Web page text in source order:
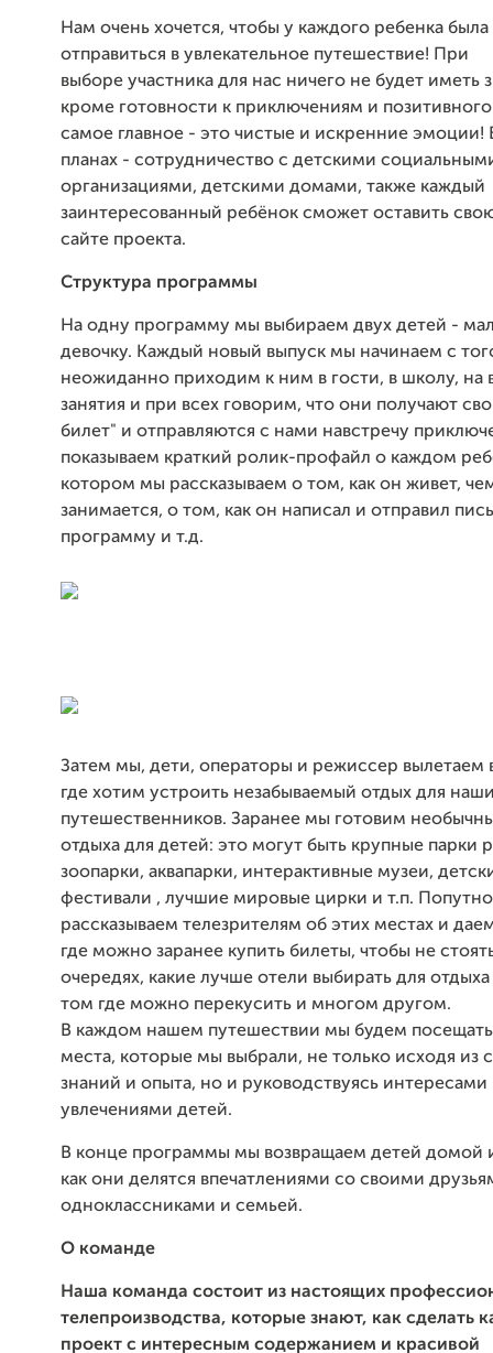
Нам очень хочется, чтобы у каждого ребенка
отправиться в увлекательное путешествие! При
выборе участника для нас ничего не будет иметь
кроме готовности к приключениям и
самое главное - это чистые и искренние эмоции!
планах - сотрудничество с детскими
организациями, детскими домами, также каждый
заинтересованный ребёнок сможет оставить
сайте проекта.
Структура программы
На одну программу мы выбираем двух детей -
девочку. Каждый новый выпуск мы начинаем с
неожиданно приходим к ним в гости, в школу, на
занятия и при всех говорим, что они получают
билет" и отправляются с нами навстречу
показываем краткий ролик-профайл о каждом
котором мы рассказываем о том, как он живет,
занимается, о том, как он написал и отправил
программу и т.д.
Затем мы, дети, операторы и режиссер вылетаем
где хотим устроить незабываемый отдых для
путешественников. Заранее мы готовим
отдыха для детей: это могут быть крупные парки
зоопарки, аквапарки, интерактивные музеи,
фестивали , лучшие мировые цирки и т.п.
рассказываем телезрителям об этих местах и
где можно заранее купить билеты, чтобы не
очередях, какие лучше отели выбирать для
том где можно перекусить и многом другом.
В каждом нашем путешествии мы будем
места, которые мы выбрали, не только исходя из
знаний и опыта, но и руководствуясь интересами
увлечениями детей.
В конце программы мы возвращаем детей домой
как они делятся впечатлениями со своими
одноклассниками и семьей.
О команде
Наша команда состоит из настоящих
телепроизводства, которые знают, как сделать
проект с интересным содержанием и красивой